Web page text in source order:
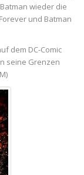
wieder die
und Batman
dem DC-Comic
seine Grenzen